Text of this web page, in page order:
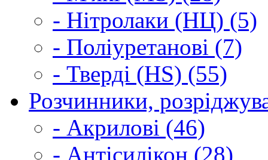
- Нітролаки (НЦ) (5)
- Поліуретанові (7)
- Тверді (HS) (55)
Розчинники,
- Акрилові (46)
- Антісилікон (28)